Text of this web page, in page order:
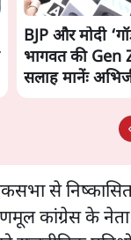
BJP और मोदी
भागवत की Gen
सलाह मानेंः
से निष्कासित
कांग्रेस के नेता